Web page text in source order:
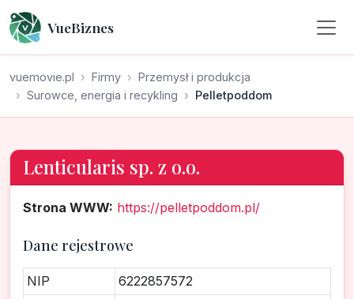
VueBiznes
vuemovie.pl Firmy
Przemysł i produkcja
Surowce, energia i recykling
Pelletpoddom
Lenticularis sp. z o.o.
Strona WWW: https://pelletpoddom.pl/
Dane rejestrowe
NIP
6222857572